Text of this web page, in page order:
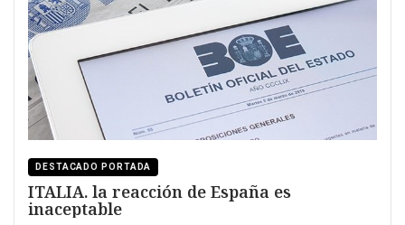
DESTACADO PORTADA
ITALIA. la reacción de España es
inaceptable